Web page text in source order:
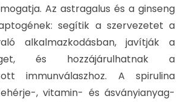
Az astragalus és a ginseng
segítik a szervezetet a
alkalmazkodásban, javítják a
és hozzájárulhatnak a
immunválaszhoz. A spirulina
, vitamin- és ásványianyag-